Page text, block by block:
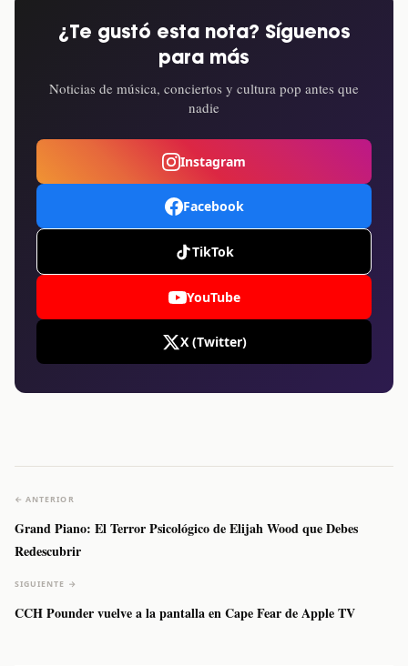
¿Te gustó esta nota? Síguenos
para más
Noticias de música, conciertos y cultura pop antes que
nadie
Instagram
Facebook
TikTok
YouTube
X (Twitter)
← ANTERIOR
Grand Piano: El Terror Psicológico de Elijah Wood que Debes
Redescubrir
SIGUIENTE →
CCH Pounder vuelve a la pantalla en Cape Fear de Apple TV